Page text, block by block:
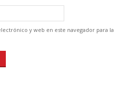
y web en este navegador para la